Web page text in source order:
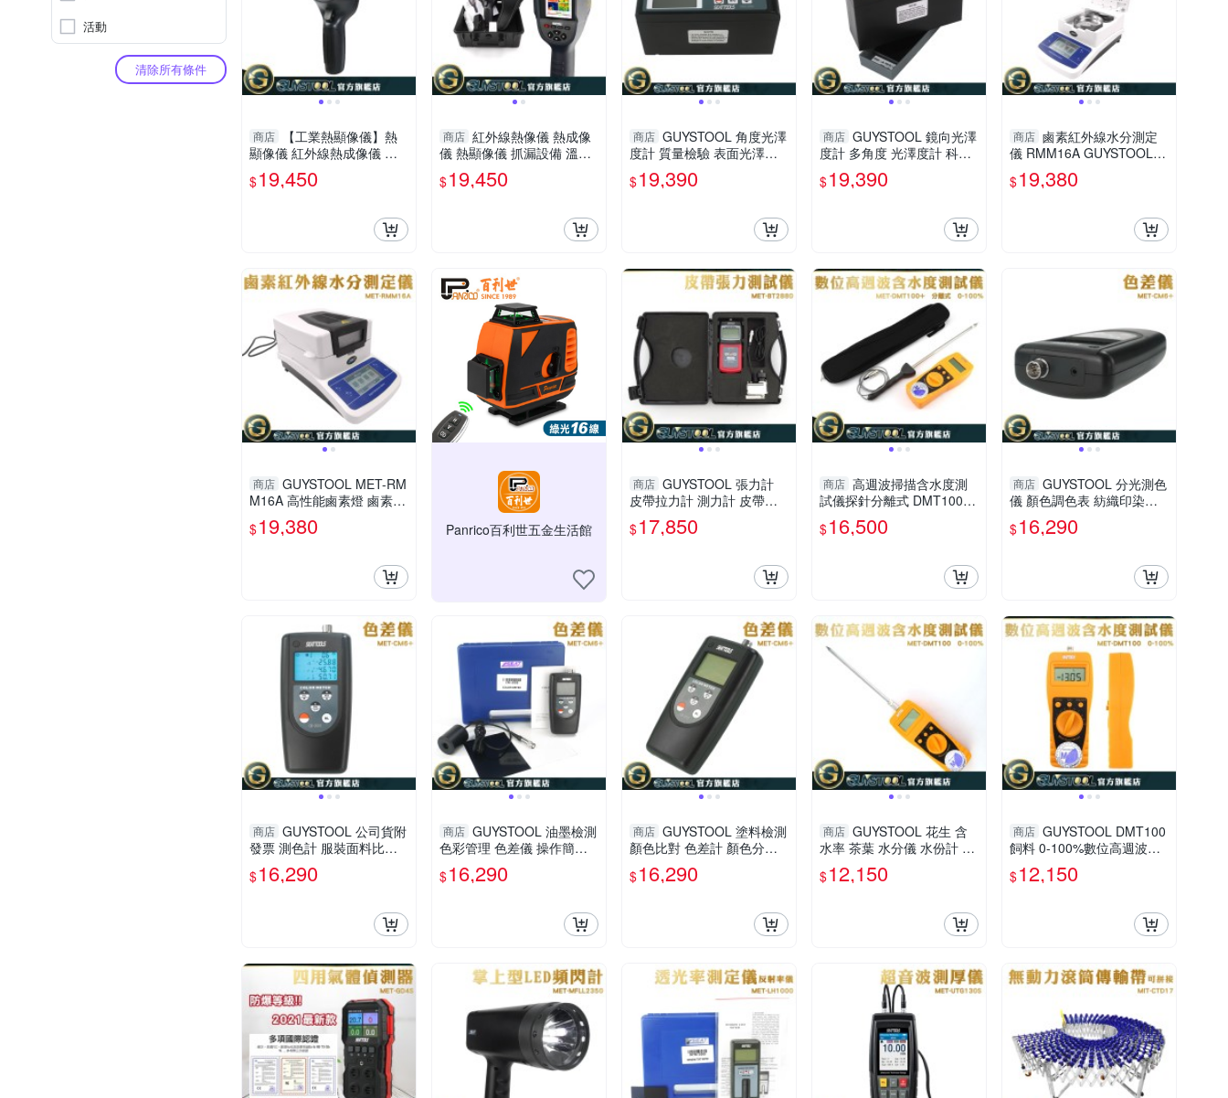
活動
清除所有條件
商店
【工業熱顯像儀】熱
顯像儀 紅外線熱成像儀 牆
體抓漏 手持熱像儀 紅外線
測溫儀 溫度槍 FLTG300+2
$19,450
商店 紅外線熱像儀 熱成像
儀 熱顯像儀 抓漏設備 溫度
偵測儀 電線異常發熱 紅外
線顯示儀 FLTG300+2
$19,450
商店 GUYSTOOL 角度光澤
度計 質量檢驗 表面光澤度
計 GM2685BN0 磁磚光亮測
試 光亮測試計 塗裝金屬
$19,390
商店 GUYSTOOL 鏡向光澤
度計 多角度 光澤度計 科技
儀器 大理石測光儀 測光儀
亮度檢測 GM2685BN0
$19,390
商店 鹵素紅外線水分測定
儀 RMM16A GUYSTOOL 0
~100% 水分測定 固態液態
粉態 高性能鹵素燈
$19,380
商店 GUYSTOOL MET-RM
M16A 高性能鹵素燈 鹵素紅
外線水分測定儀 水分測定
飼料工廠 水分儀 0~100%測
$19,380 Panrico百利世五金生活館
商店 GUYSTOOL 張力計
皮帶拉力計 測力計 皮帶張
力儀 750牛頓 精準 張力測
量儀 MET-BT2880 便攜
$17,850
商店 高週波掃描含水度測
試儀探針分離式 DMT100+
GUYSTOOL 飼料工廠 水分
計 粉末水份檢測
$16,500
商店 GUYSTOOL 分光測色
儀 顏色調色表 紡織印染測
色計 MET-CM6+ 色系搭配
操作簡單 測色專家 色彩學
$16,290
商店 GUYSTOOL 公司貨附
發票 測色計 服裝面料比色
儀 調色測試 MET-CM6+ 輔
助調色 顏色調色表 技術儀
$16,290
商店 GUYSTOOL 油墨檢測
色彩管理 色差儀 操作簡單
紡織印染測色計 分光測色儀
顏色分析儀 MET-CM6+
$16,290
商店 GUYSTOOL 塗料檢測
顏色比對 色差計 顏色分析
儀 印刷工廠專用 科研實驗
MET-CM6+ 色差測試儀
$16,290
商店 GUYSTOOL 花生 含
水率 茶葉 水分儀 水份計 水
份含量 MET-DMT100 適用
範圍廣 飼料 水份檢測
$12,150
商店 GUYSTOOL DMT100
飼料 0-100%數位高週波掃
描含水度測試儀 水分儀 食
品水分儀 水份檢測
$12,150